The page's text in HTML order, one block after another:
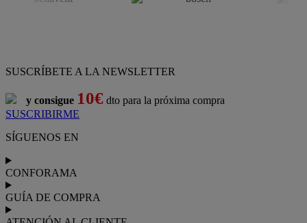
SUSCRÍBETE A LA NEWSLETTER
y consigue 10€ dto para la próxima compra
SUSCRIBIRME
SÍGUENOS EN
CONFORAMA
GUÍA DE COMPRA